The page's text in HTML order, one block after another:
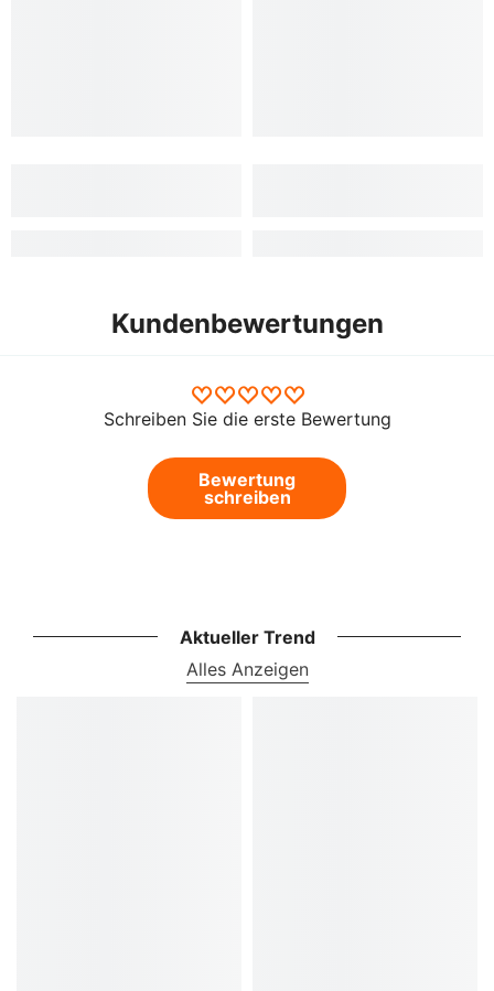
Kundenbewertungen
Schreiben Sie die erste Bewertung
Bewertung
schreiben
Aktueller Trend
Alles Anzeigen